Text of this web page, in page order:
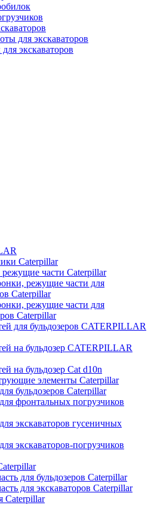
для экскаваторов
экскаваторов
Caterpillar
режущие части Caterpillar
режущие части для
Caterpillar
режущие части для
Caterpillar
для бульдозеров CATERPILLAR
на бульдозер CATERPILLAR
на бульдозер Сat d10n
элементы Caterpillar
бульдозеров Caterpillar
фронтальных погрузчиков
экскаваторов гусеничных
экскаваторов-погрузчиков
для бульдозеров Caterpillar
для экскаваторов Caterpillar
Caterpillar